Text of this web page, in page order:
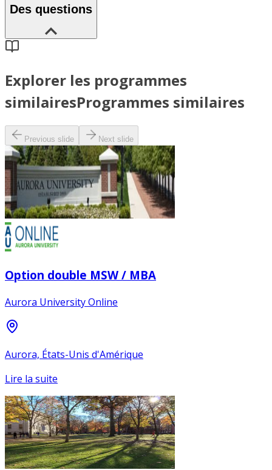
Des questions
Explorer les programmes
similairesProgrammes similaires
Previous slide Next slide
Option double MSW / MBA
Aurora University Online
Aurora, États-Unis d'Amérique
Lire la suite